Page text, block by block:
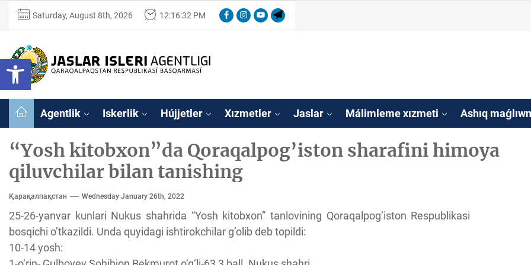
Open toolbar
content
Saturday, August 8th, 2026 12:16:32 PM FacebookInstagram
YoutubeTelegram
Qaraqalpaqstan
Respublikası
Ózbekstan jaslar isleri agentligi
Agentlik Iskerlik Hújjetler Xızmetler Jaslar Málimleme xızmeti Ashıq
“Yosh kitobxon”da Qoraqalpog’iston sharafini himoya
qiluvchilar bilan tanishing
Қарақалпақстан Wednesday January 26th, 2022
25-26-yanvar kunlari Nukus shahrida “Yosh kitobxon” tanlovining Qoraqalpog’iston Respublikasi
bosqichi o’tkazildi. Unda quyidagi ishtirokchilar g’olib deb topildi:
10-14 yosh: